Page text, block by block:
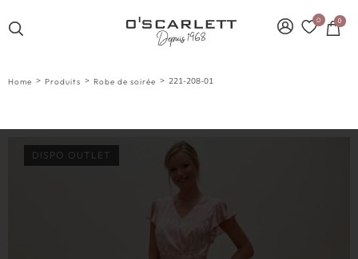
0 0
Home > Produits > Robe de soirée > 221-208-01
DISPO OUTLET